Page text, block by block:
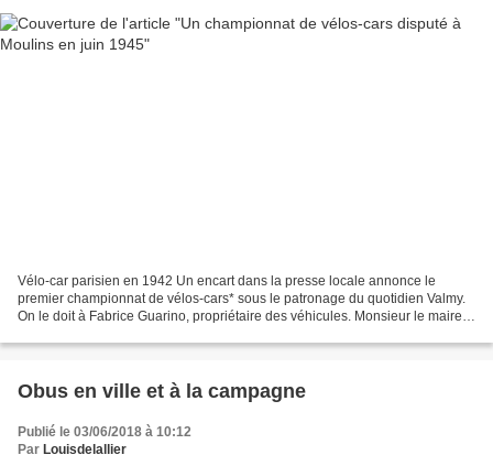
Vélo-car parisien en 1942 Un encart dans la presse locale annonce le
premier championnat de vélos-cars* sous le patronage du quotidien Valmy.
On le doit à Fabrice Guarino, propriétaire des véhicules. Monsieur le maire
Obus en ville et à la campagne
Publié le 03/06/2018 à 10:12
Par Louisdelallier